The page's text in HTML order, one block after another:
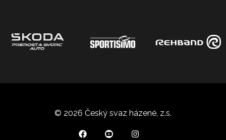
© 2026 Český svaz házené, z.s.